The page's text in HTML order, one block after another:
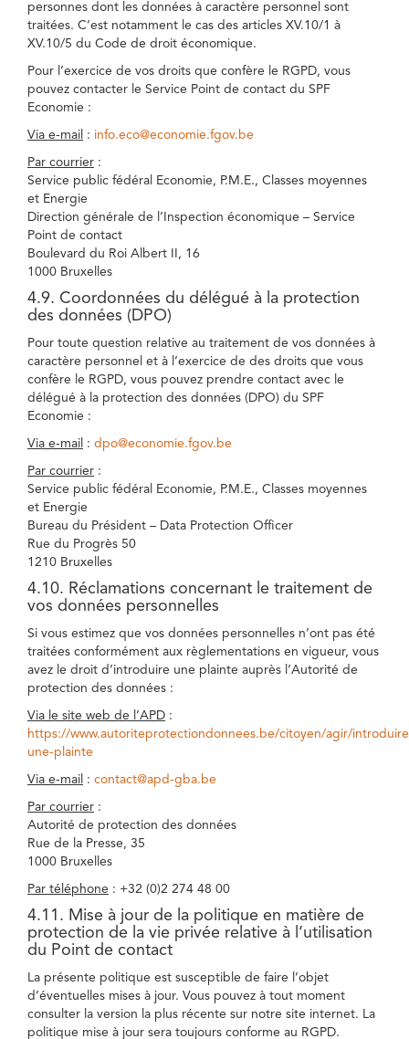
personnes dont les données à caractère personnel sont
traitées. C’est notamment le cas des articles XV.10/1 à
XV.10/5 du Code de droit économique.
Pour l’exercice de vos droits que confère le RGPD, vous
pouvez contacter le Service Point de contact du SPF
Economie :
Via e-mail : info.eco@economie.fgov.be
Par courrier :
Service public fédéral Economie, P.M.E., Classes moyennes
et Energie
Direction générale de l’Inspection économique – Service
Point de contact
Boulevard du Roi Albert II, 16
1000 Bruxelles
4.9. Coordonnées du délégué à la protection
des données (DPO)
Pour toute question relative au traitement de vos données à
caractère personnel et à l’exercice de des droits que vous
confère le RGPD, vous pouvez prendre contact avec le
délégué à la protection des données (DPO) du SPF
Economie :
Via e-mail : dpo@economie.fgov.be
Par courrier :
Service public fédéral Economie, P.M.E., Classes moyennes
et Energie
Bureau du Président – Data Protection Officer
Rue du Progrès 50
1210 Bruxelles
4.10. Réclamations concernant le traitement de
vos données personnelles
Si vous estimez que vos données personnelles n’ont pas été
traitées conformément aux règlementations en vigueur, vous
avez le droit d’introduire une plainte auprès l’Autorité de
protection des données :
Via le site web de l’APD :
https://www.autoriteprotectiondonnees.be/citoyen/agir/
une-plainte
Via e-mail : contact@apd-gba.be
Par courrier :
Autorité de protection des données
Rue de la Presse, 35
1000 Bruxelles
Par téléphone : +32 (0)2 274 48 00
4.11. Mise à jour de la politique en matière de
protection de la vie privée relative à l’utilisation
du Point de contact
La présente politique est susceptible de faire l’objet
d’éventuelles mises à jour. Vous pouvez à tout moment
consulter la version la plus récente sur notre site internet. La
politique mise à jour sera toujours conforme au RGPD.